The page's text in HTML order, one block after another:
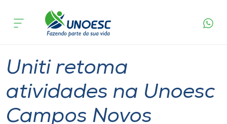
Cursos
Pesquisa
Atendimento ao Estudante
acontece
Uniti retoma
atividades na Unoesc
Campos Novos